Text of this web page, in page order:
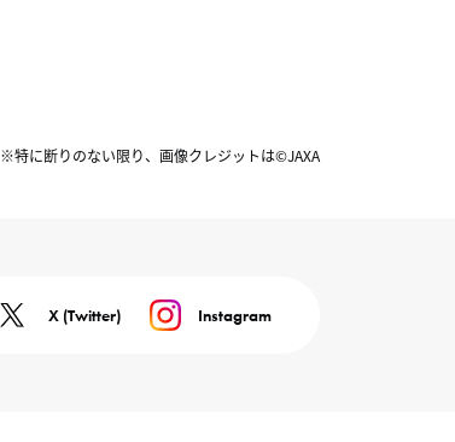
※特に断りのない限り、画像クレジットは©JAXA
X (Twitter) Instagram